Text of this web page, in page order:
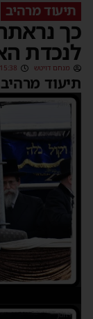
תיעוד מרהיב
כך
לנכדת
מנחם דויטש 15:38
תיעוד